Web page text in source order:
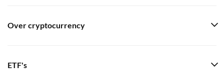
Over cryptocurrency
ETF's